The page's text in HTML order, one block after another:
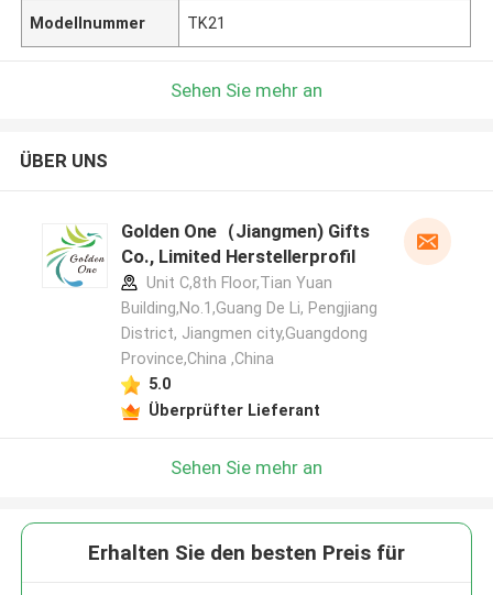
Modellnummer TK21
Sehen Sie mehr an
ÜBER UNS
Golden One（Jiangmen) Gifts
Co., Limited Herstellerprofil
Unit C,8th Floor,Tian Yuan
Building,No.1,Guang De Li, Pengjiang
District, Jiangmen city,Guangdong
Province,China ,China
5.0
Überprüfter Lieferant
Sehen Sie mehr an
Erhalten Sie den besten Preis für